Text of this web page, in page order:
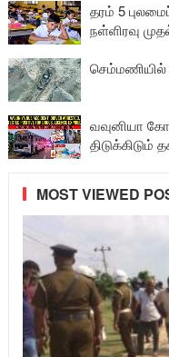
தரம் 5
நள்ளிரவு
செம்மணியில்
வவுனியா
திடுக்கிடும்
MOST VIEWED